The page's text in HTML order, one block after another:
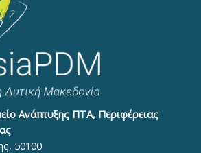
Ανάπτυξης ΠΤΑ, Περιφέρειας
50100